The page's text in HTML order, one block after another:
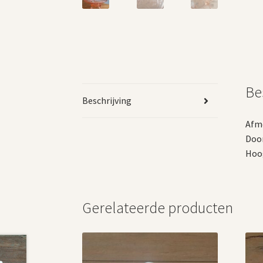
Beschrijving
Gerelateerde producten